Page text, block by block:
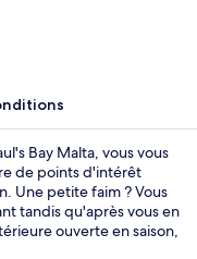
Bay Malta, vous vous
de points d'intérêt
Une petite faim ? Vous
tandis qu'après vous en
ouverte en saison,